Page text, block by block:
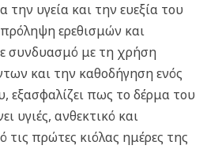
την υγεία και την ευεξία του
ερεθισμών και
συνδυασμό με τη χρήση
και την καθοδήγηση ενός
εξασφαλίζει πως το δέρμα του
υγιές, ανθεκτικό και
πρώτες κιόλας ημέρες της